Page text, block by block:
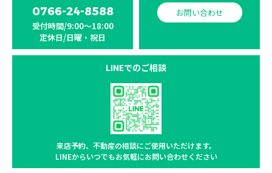
0766-24-8588
受付時間/9:00〜18:00
定休日/日曜・祝日
お問い合わせ
LINEでのご相談
来店予約、不動産の相談にご使用いただけます。
LINEからいつでもお気軽にお問い合わせください